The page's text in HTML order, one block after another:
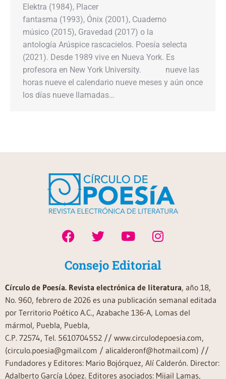
Elektra (1984), Placer
fantasma (1993), Ónix (2001), Cuaderno
músico (2015), Gravedad (2017) o la
antología Arúspice rascacielos. Poesía selecta
(2021). Desde 1989 vive en Nueva York. Es
profesora en New York University. nueve las
horas nueve el calendario nueve meses y aún once
los días nueve llamadas…
Consejo Editorial
Círculo de Poesía. Revista electrónica de literatura, año 18,
No. 960, febrero de 2026 es una publicación semanal editada
por Territorio Poético A.C., Azabache 136-A, Lomas del
mármol, Puebla, Puebla,
C.P. 72574, Tel. 5610704552 // www.circulodepoesia.com,
(circulo.poesia@gmail.com / alicalderonf@hotmail.com) //
Fundadores y Editores: Mario Bojórquez, Alí Calderón. Director:
Adalberto García López. Editores asociados: Mijail Lamas,